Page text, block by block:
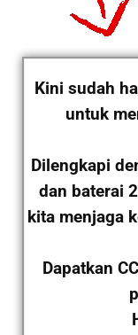
Kini sudah
untuk
Dilengkapi
dan baterai
kita menjaga
Dapatkan